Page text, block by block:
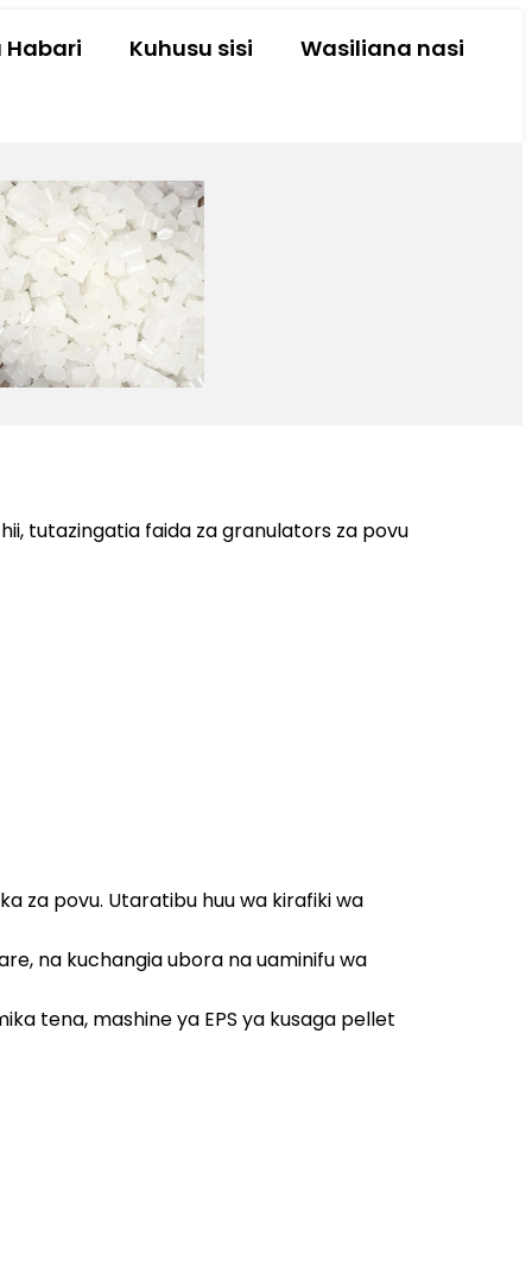
Habari Kuhusu sisi Wasiliana nasi
tutazingatia faida za granulators za povu
za povu. Utaratibu huu wa kirafiki wa
na kuchangia ubora na uaminifu wa
tena, mashine ya EPS ya kusaga pellet